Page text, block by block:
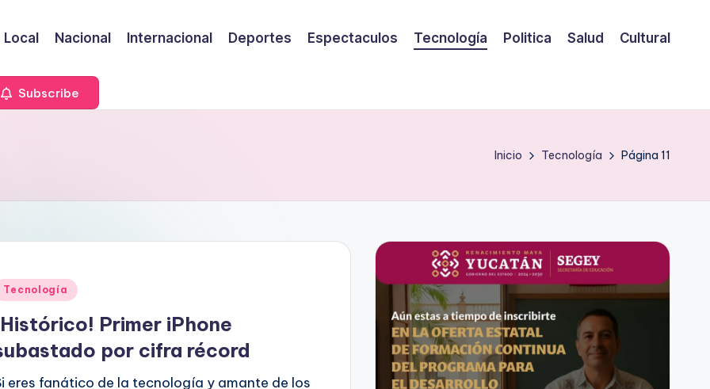
Local Nacional Internacional Deportes Espectaculos Tecnología Politica Salud Cultural
Subscribe
Inicio Tecnología Página 11
Tecnología
Primer iPhone
por cifra récord
eres fanático de la tecnología y amante de los